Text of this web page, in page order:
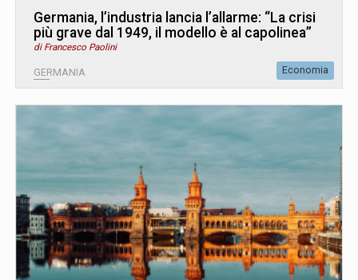
Germania, l’industria lancia l’allarme: “La crisi
più grave dal 1949, il modello è al capolinea”
di Francesco Paolini
GERMANIA Economia